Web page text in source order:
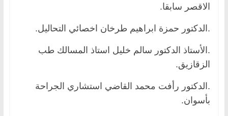
الاقصر سابقا.
.الدكتور حمزة ابراهيم طرخان اخصائي التحاليل.
.الأستاذ الدكتور سالم خليل استاذ المسالك طب
الزقازيق.
.الدكتور رأفت محمد القاضي استشاري الجراحة
بأسوان.